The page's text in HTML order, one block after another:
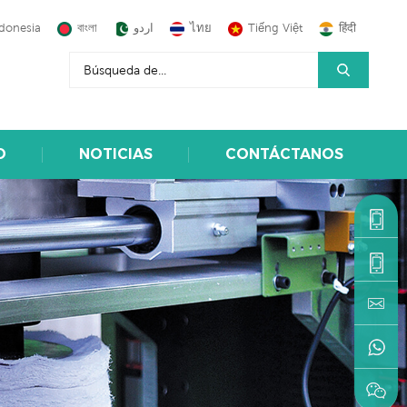
বাংলা اردو ไทย Tiếng Việt हिंदी
NOTICIAS CONTÁCTANOS
+86-
+86-
595-
22216883
+86